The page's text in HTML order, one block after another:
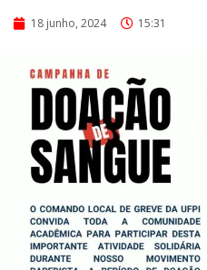
18 junho, 2024 15:31